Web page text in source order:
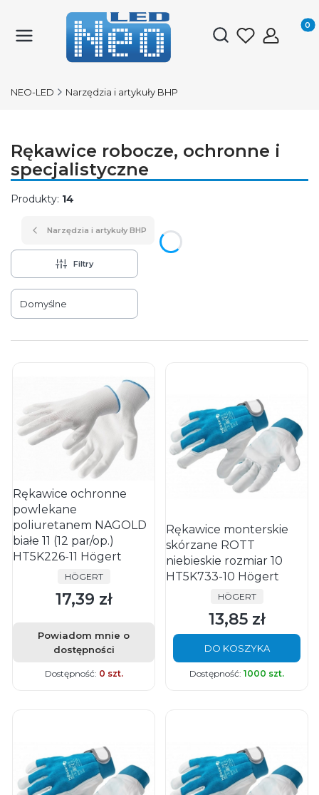
Otwórz
NEO-LED Narzędzia i artykuły BHP
Rękawice robocze, ochronne i
specjalistyczne
Produkty: 14
Narzędzia i artykuły BHP
Filtry
Lista produktów
Domyślne
Rękawice ochronne
powlekane
poliuretanem NAGOLD
białe 11 (12 par/op.)
HT5K226-11 Högert
PRODUCENT
HÖGERT
Cena
17,39 zł
Powiadom mnie o
dostępności
Dostępność: 0 szt.
Rękawice monterskie
skórzane ROTT
niebieskie rozmiar 10
HT5K733-10 Högert
PRODUCENT
HÖGERT
Cena
13,85 zł
DO KOSZYKA
Dostępność: 1000 szt.